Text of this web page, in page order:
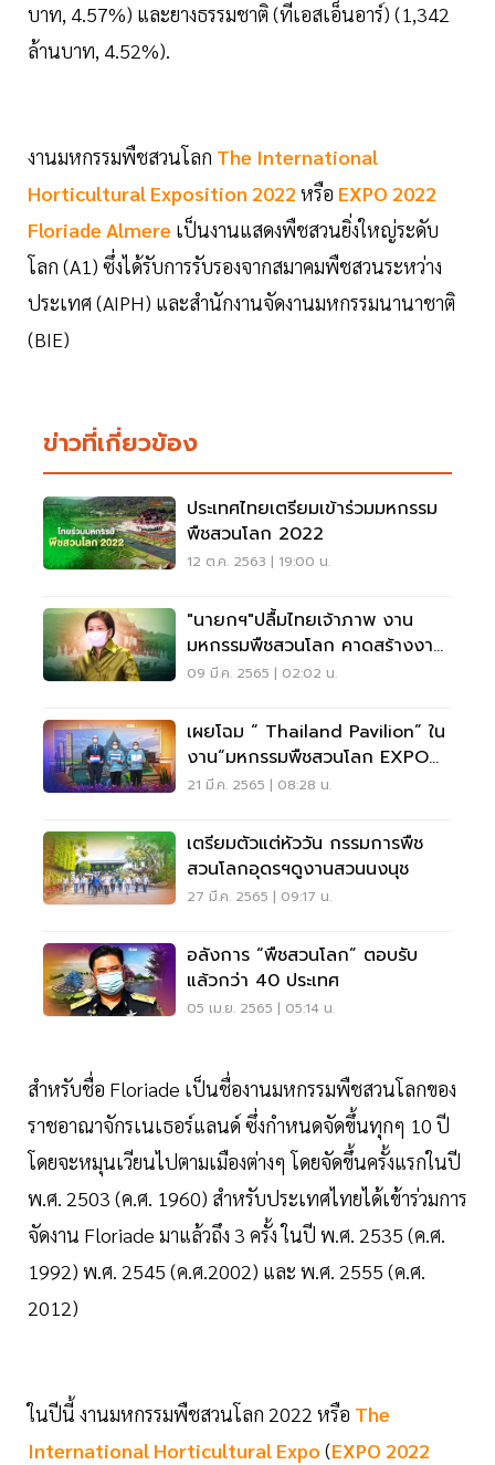
บาท, 4.57%) และยางธรรมชาติ (ทีเอสเอ็นอาร์) (1,342
ล้านบาท, 4.52%).
งานมหกรรมพืชสวนโลก The International
Horticultural Exposition 2022 หรือ EXPO 2022
Floriade Almere เป็นงานแสดงพืชสวนยิ่งใหญ่ระดับ
โลก (A1) ซึ่งได้รับการรับรองจากสมาคมพืชสวนระหว่าง
ประเทศ (AIPH) และสำนักงานจัดงานมหกรรมนานาชาติ
(BIE)
ข่าวที่เกี่ยวข้อง
ประเทศไทยเตรียมเข้าร่วมมหกรรม
พืชสวนโลก 2022
12 ต.ค. 2563 | 19:00 น.
"นายกฯ"ปลื้มไทยเจ้าภาพ งาน
มหกรรมพืชสวนโลก คาดสร้างงาน
กว่า 8หมื่นอัตรา
09 มี.ค. 2565 | 02:02 น.
เผยโฉม “ Thailand Pavilion” ใน
งาน“มหกรรมพืชสวนโลก EXPO
2022 Floriade Almere”
21 มี.ค. 2565 | 08:28 น.
เตรียมตัวแต่หัววัน กรรมการพืช
สวนโลกอุดรฯดูงานสวนนงนุช
27 มี.ค. 2565 | 09:17 น.
อลังการ “พืชสวนโลก” ตอบรับ
แล้วกว่า 40 ประเทศ
05 เม.ย. 2565 | 05:14 น.
สำหรับชื่อ Floriade เป็นชื่องานมหกรรมพืชสวนโลกของ
ราชอาณาจักรเนเธอร์แลนด์ ซึ่งกำหนดจัดขึ้นทุกๆ 10 ปี
โดยจะหมุนเวียนไปตามเมืองต่างๆ โดยจัดขึ้นครั้งแรกในปี
พ.ศ. 2503 (ค.ศ. 1960) สำหรับประเทศไทยได้เข้าร่วมการ
จัดงาน Floriade มาแล้วถึง 3 ครั้ง ในปี พ.ศ. 2535 (ค.ศ.
1992) พ.ศ. 2545 (ค.ศ.2002) และ พ.ศ. 2555 (ค.ศ.
2012)
ในปีนี้ งานมหกรรมพืชสวนโลก 2022 หรือ The
International Horticultural Expo (EXPO 2022